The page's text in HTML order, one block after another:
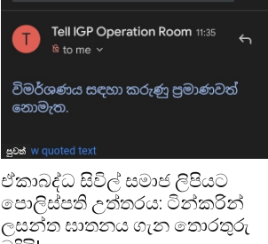
පුවත්
ඒකාබද්ධ සිවිල් සමාජ ලිපියට
පොලිස්පති උත්තරය: ටින්කරින්
ලසන්ත ඝාතනය ගැන තොරතුරු